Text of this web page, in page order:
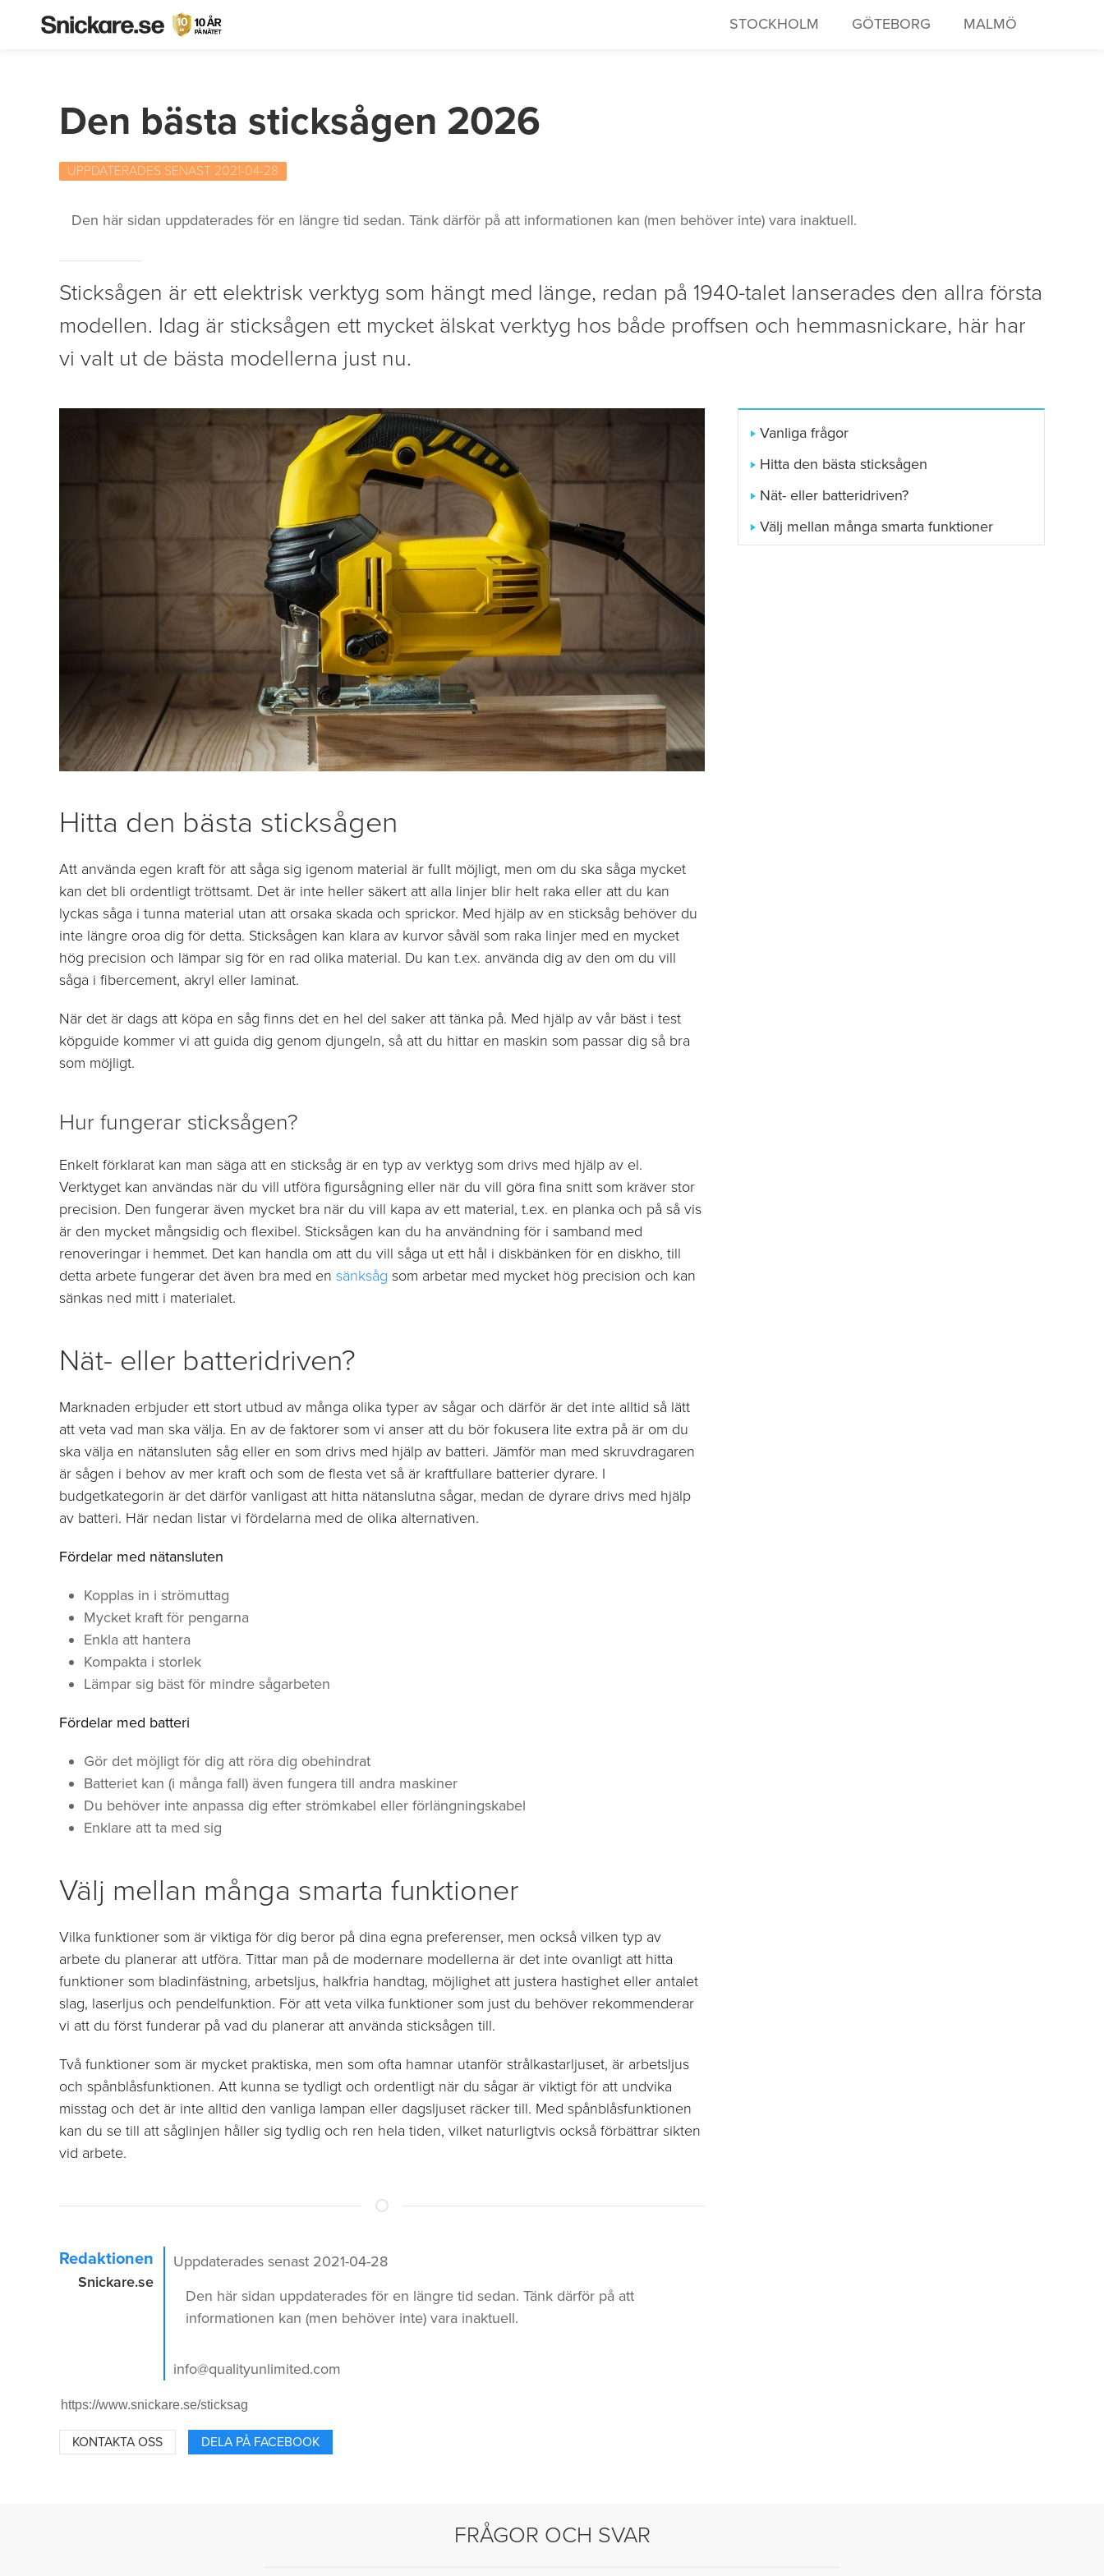
STOCKHOLM GÖTEBORG MALMÖ
Den bästa sticksågen 2026
UPPDATERADES SENAST 2021-04-28
Den här sidan uppdaterades för en längre tid sedan. Tänk därför på att informationen kan (men behöver inte) vara inaktuell.
Sticksågen är ett elektrisk verktyg som hängt med länge, redan på 1940-talet lanserades den allra första
modellen. Idag är sticksågen ett mycket älskat verktyg hos både proffsen och hemmasnickare, här har
vi valt ut de bästa modellerna just nu.
Hitta den bästa sticksågen
Att använda egen kraft för att såga sig igenom material är fullt möjligt, men om du ska såga mycket
kan det bli ordentligt tröttsamt. Det är inte heller säkert att alla linjer blir helt raka eller att du kan
lyckas såga i tunna material utan att orsaka skada och sprickor. Med hjälp av en sticksåg behöver du
inte längre oroa dig för detta. Sticksågen kan klara av kurvor såväl som raka linjer med en mycket
hög precision och lämpar sig för en rad olika material. Du kan t.ex. använda dig av den om du vill
såga i fibercement, akryl eller laminat.
När det är dags att köpa en såg finns det en hel del saker att tänka på. Med hjälp av vår bäst i test
köpguide kommer vi att guida dig genom djungeln, så att du hittar en maskin som passar dig så bra
som möjligt.
Hur fungerar sticksågen?
Enkelt förklarat kan man säga att en sticksåg är en typ av verktyg som drivs med hjälp av el.
Verktyget kan användas när du vill utföra figursågning eller när du vill göra fina snitt som kräver stor
precision. Den fungerar även mycket bra när du vill kapa av ett material, t.ex. en planka och på så vis
är den mycket mångsidig och flexibel. Sticksågen kan du ha användning för i samband med
renoveringar i hemmet. Det kan handla om att du vill såga ut ett hål i diskbänken för en diskho, till
detta arbete fungerar det även bra med en sänksåg som arbetar med mycket hög precision och kan
sänkas ned mitt i materialet.
Nät- eller batteridriven?
Marknaden erbjuder ett stort utbud av många olika typer av sågar och därför är det inte alltid så lätt
att veta vad man ska välja. En av de faktorer som vi anser att du bör fokusera lite extra på är om du
ska välja en nätansluten såg eller en som drivs med hjälp av batteri. Jämför man med skruvdragaren
är sågen i behov av mer kraft och som de flesta vet så är kraftfullare batterier dyrare. I
budgetkategorin är det därför vanligast att hitta nätanslutna sågar, medan de dyrare drivs med hjälp
av batteri. Här nedan listar vi fördelarna med de olika alternativen.
Fördelar med nätansluten
Kopplas in i strömuttag
Mycket kraft för pengarna
Enkla att hantera
Kompakta i storlek
Lämpar sig bäst för mindre sågarbeten
Fördelar med batteri
Gör det möjligt för dig att röra dig obehindrat
Batteriet kan (i många fall) även fungera till andra maskiner
Du behöver inte anpassa dig efter strömkabel eller förlängningskabel
Enklare att ta med sig
Välj mellan många smarta funktioner
Vilka funktioner som är viktiga för dig beror på dina egna preferenser, men också vilken typ av
arbete du planerar att utföra. Tittar man på de modernare modellerna är det inte ovanligt att hitta
funktioner som bladinfästning, arbetsljus, halkfria handtag, möjlighet att justera hastighet eller antalet
slag, laserljus och pendelfunktion. För att veta vilka funktioner som just du behöver rekommenderar
vi att du först funderar på vad du planerar att använda sticksågen till.
Två funktioner som är mycket praktiska, men som ofta hamnar utanför strålkastarljuset, är arbetsljus
och spånblåsfunktionen. Att kunna se tydligt och ordentligt när du sågar är viktigt för att undvika
misstag och det är inte alltid den vanliga lampan eller dagsljuset räcker till. Med spånblåsfunktionen
kan du se till att såglinjen håller sig tydlig och ren hela tiden, vilket naturligtvis också förbättrar sikten
vid arbete.
Redaktionen
Snickare.se
Uppdaterades senast 2021-04-28
Den här sidan uppdaterades för en längre tid sedan. Tänk därför på att
informationen kan (men behöver inte) vara inaktuell.
info@qualityunlimited.com
KONTAKTA OSS DELA PÅ FACEBOOK
Vanliga frågor
Hitta den bästa sticksågen
Nät- eller batteridriven?
Välj mellan många smarta funktioner
FRÅGOR OCH SVAR